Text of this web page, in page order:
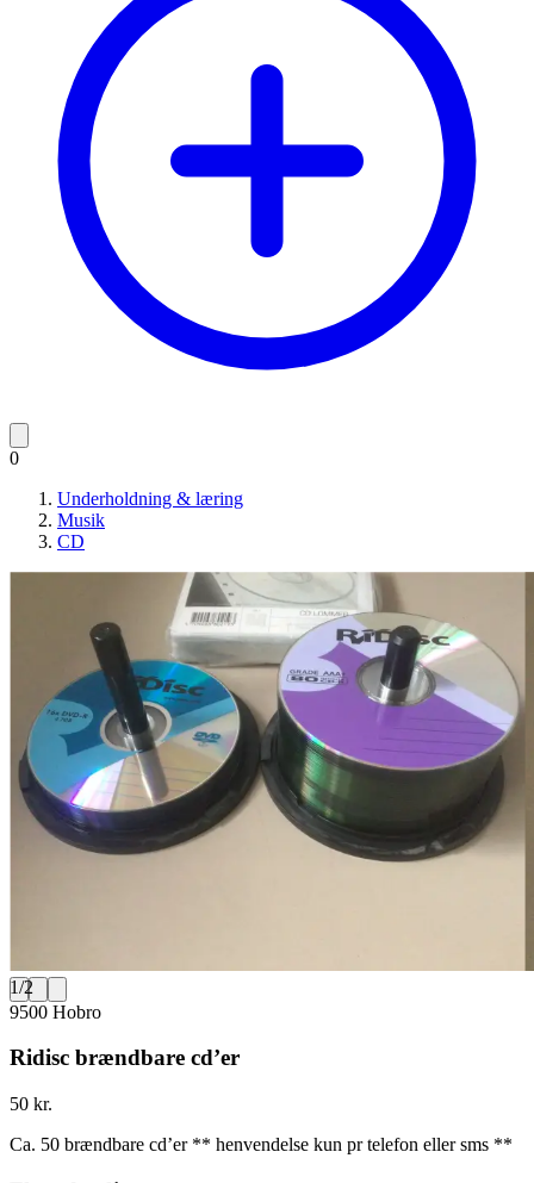
0
Underholdning & læring
Musik
CD
1/2
9500 Hobro
Ridisc brændbare cd’er
50 kr.
Ca. 50 brændbare cd’er ** henvendelse kun pr telefon eller sms **